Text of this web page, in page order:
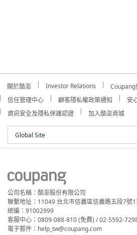
關於酷澎 Investor Relations Coupang
信任管理中心
顧客隱私權政策通知 安
資訊安全及隱私保護認證
加入酷澎商城
Global Site
公司名稱：酷澎股份有限公司
聯繫地址：11049 台北市信義區信義路五段7號
統編：91002999
客服中心：0809-088-810 (免費) / 02-5592-
電子郵件：help_tw@coupang.com